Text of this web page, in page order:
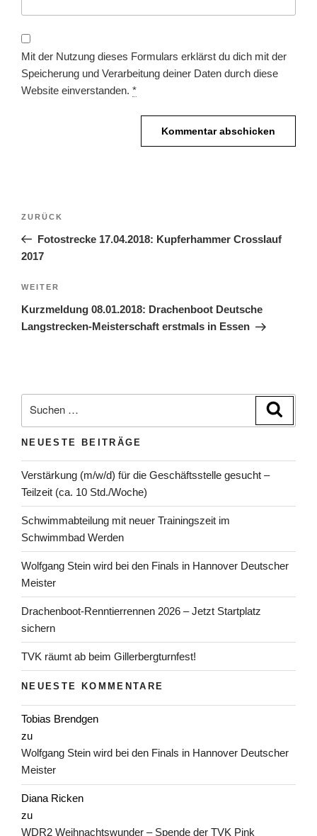
Mit der Nutzung dieses Formulars erklärst du dich mit der
Speicherung und Verarbeitung deiner Daten durch diese
Website einverstanden. *
Vorheriger
Beitrag
ZURÜCK
Fotostrecke 17.04.2018: Kupferhammer Crosslauf
2017
Nächster
Beitrag
WEITER
Kurzmeldung 08.01.2018: Drachenboot Deutsche
Langstrecken-Meisterschaft erstmals in Essen
NEUESTE BEITRÄGE
Verstärkung (m/w/d) für die Geschäftsstelle gesucht –
Teilzeit (ca. 10 Std./Woche)
Schwimmabteilung mit neuer Trainingszeit im
Schwimmbad Werden
Wolfgang Stein wird bei den Finals in Hannover Deutscher
Meister
Drachenboot-Renntierrennen 2026 – Jetzt Startplatz
sichern
TVK räumt ab beim Gillerbergturnfest!
NEUESTE KOMMENTARE
Tobias Brendgen
zu
Wolfgang Stein wird bei den Finals in Hannover Deutscher
Meister
Diana Ricken
zu
WDR2 Weihnachtswunder – Spende der TVK Pink